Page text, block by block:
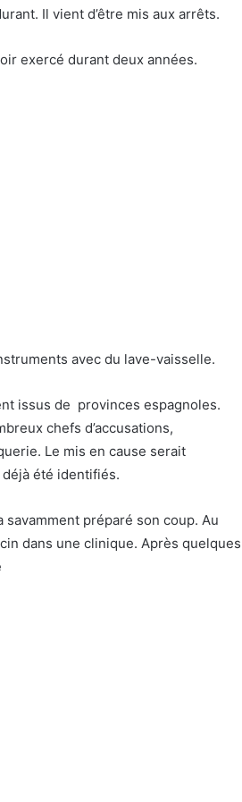
Il vient d’être mis aux arrêts.
exercé durant deux années.
avec du lave-vaisselle.
issus de provinces espagnoles.
chefs d’accusations,
Le mis en cause serait
été identifiés.
savamment préparé son coup. Au
dans une clinique. Après quelques